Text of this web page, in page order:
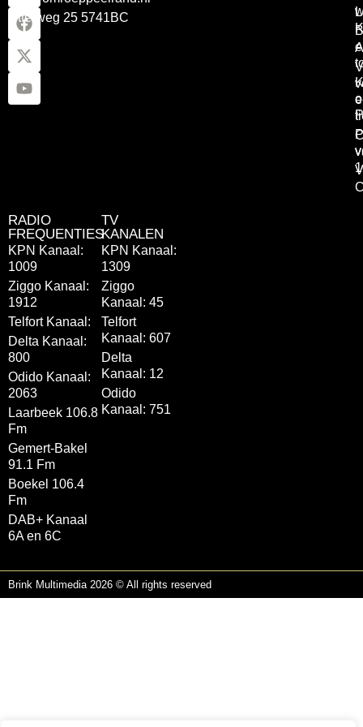
Otterweg 25 5741BC
RADIO
FREQUENTIES
KPN Kanaal:
1009
Ziggo Kanaal:
1912
Telfort Kanaal:
Delta Kanaal:
800
Odido Kanaal:
2063
Laarbeek 106.8
Fm
Gemert-Bakel
91.1 Fm
Boekel 106.4
Fm
DAB+ Kanaal
6A en 6C
TV
KANALEN
KPN Kanaal:
1309
Ziggo
Kanaal: 45
Telfort
Kanaal: 607
Delta
Kanaal: 12
Odido
Kanaal: 751
Brink Multimedia 2026 © All rights reserved